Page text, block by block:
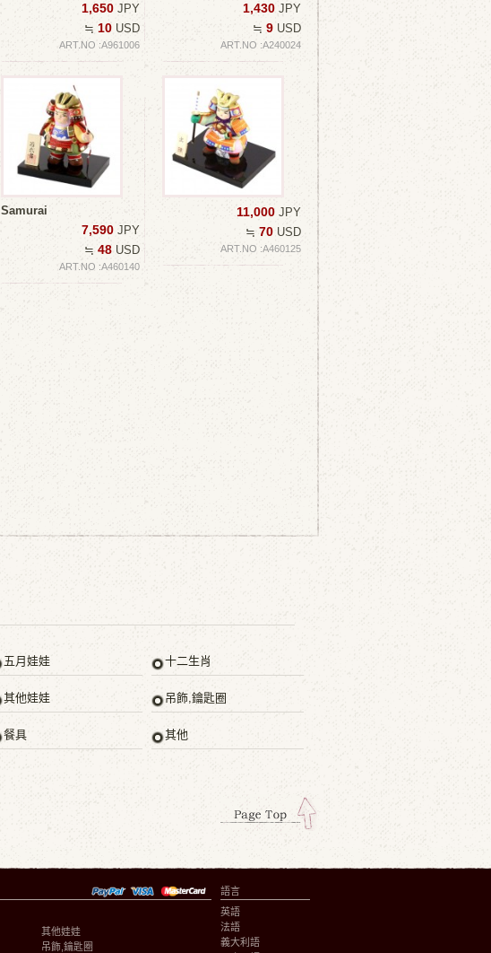
1,650 JPY
≒ 10 USD
ART.NO :A961006
1,430 JPY
≒ 9 USD
ART.NO :A240024
Samurai
7,590 JPY
≒ 48 USD
ART.NO :A460140
11,000 JPY
≒ 70 USD
ART.NO :A460125
五月娃娃 十二生肖
其他娃娃 吊飾,鑰匙圈
餐具 其他
其他娃娃
吊飾,鑰匙圈
語言
英語
法語
義大利語